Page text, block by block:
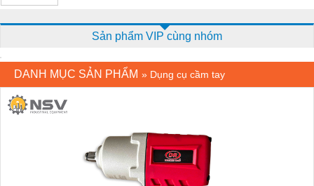
Sản phẩm VIP cùng nhóm
DANH MỤC SẢN PHẨM » Dụng cụ cầm tay